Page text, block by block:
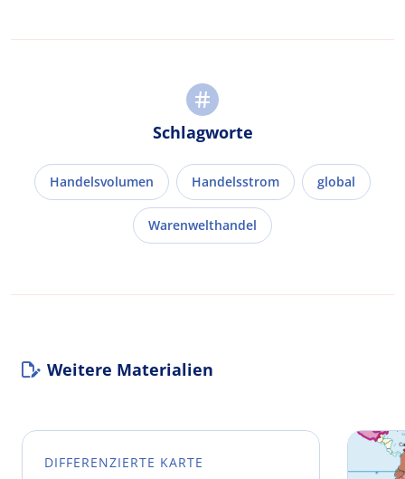
Schlagworte
Handelsvolumen Handelsstrom global
Warenwelthandel
Weitere Materialien
DIFFERENZIERTE KARTE